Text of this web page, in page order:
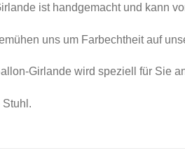
ist handgemacht und kann
uns um Farbechtheit auf
Girlande wird speziell für Sie
Stuhl.